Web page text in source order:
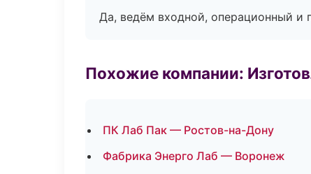
Да, ведём входной, операционный и
Похожие компании:
ПК Лаб Пак — Ростов-на-Дону
Фабрика Энерго Лаб — Воронеж